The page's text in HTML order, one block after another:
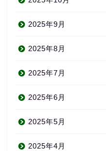
2025年9月
2025年8月
2025年7月
2025年6月
2025年5月
2025年4月